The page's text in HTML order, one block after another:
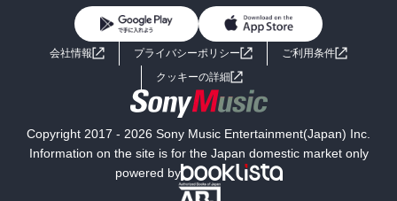
ライトノベル 男子向けラノベ
小説
海外小説
ミステリー SF
文学
よくあるご質問 お問い合わせ
会社情報 プライバシーポリシー
ご利用条件
クッキーの詳細
Copyright 2017 - 2026 Sony Music Entertainment(Japan) Inc.
Information on the site is for the Japan domestic market only
powered by